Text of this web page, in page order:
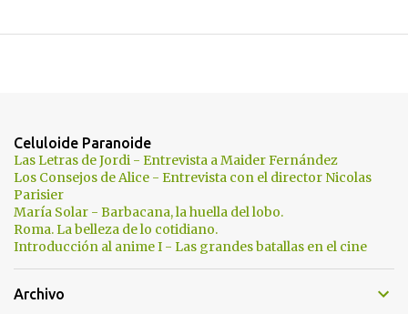
Celuloide Paranoide
Las Letras de Jordi - Entrevista a Maider Fernández
Los Consejos de Alice - Entrevista con el director Nicolas
Parisier
María Solar - Barbacana, la huella del lobo.
Roma. La belleza de lo cotidiano.
Introducción al anime I - Las grandes batallas en el cine
Archivo